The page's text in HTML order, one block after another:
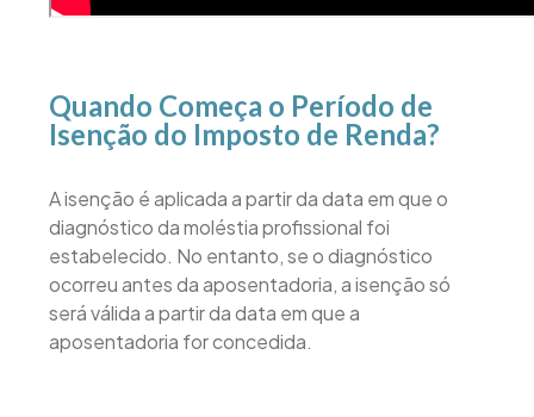
Quando Começa o Período de
Isenção do Imposto de Renda?
A isenção é aplicada a partir da data em que o
diagnóstico da moléstia profissional foi
estabelecido. No entanto, se o diagnóstico
ocorreu antes da aposentadoria, a isenção só
será válida a partir da data em que a
aposentadoria for concedida.